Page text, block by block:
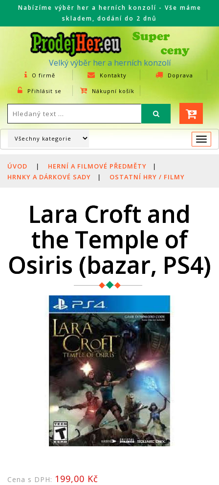
Nabízíme výběr her a herních konzolí - Vše máme
skladem, dodání do 2 dnů
Velký výběr her a herních konzolí
O firmě Kontakty Doprava
Přihlásit se Nákupní košík
ÚVOD | HERNÍ A FILMOVÉ PŘEDMĚTY
|
HRNKY A DÁRKOVÉ SADY
| OSTATNÍ HRY / FILMY
Lara Croft and
the Temple of
Osiris (bazar, PS4)
Cena s DPH: 199,00 Kč